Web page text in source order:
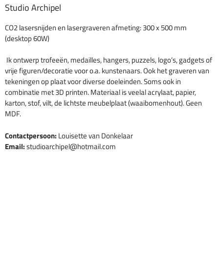
Studio Archipel
CO2 lasersnijden en lasergraveren afmeting: 300 x 500 mm
(desktop 60W)
Ik ontwerp trofeeën, medailles, hangers, puzzels, logo’s, gadgets of
vrije figuren/decoratie voor o.a. kunstenaars. Ook het graveren van
tekeningen op plaat voor diverse doeleinden. Soms ook in
combinatie met 3D printen. Materiaal is veelal acrylaat, papier,
karton, stof, vilt, de lichtste meubelplaat (waaibomenhout). Geen
MDF.
Contactpersoon: Louisette van Donkelaar
Email:studioarchipel@hotmail.com